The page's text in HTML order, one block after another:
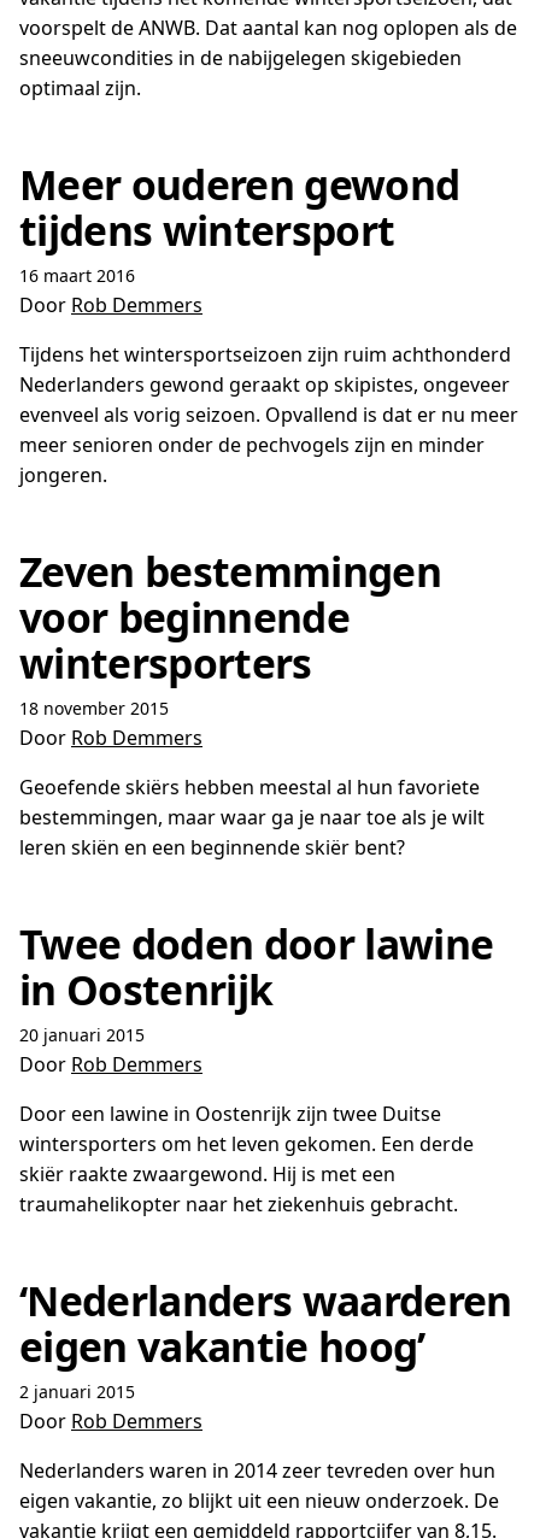
voorspelt de ANWB. Dat aantal kan nog oplopen als de
sneeuwcondities in de nabijgelegen skigebieden
optimaal zijn.
Meer ouderen gewond
tijdens wintersport
16 maart 2016
Door Rob Demmers
Tijdens het wintersportseizoen zijn ruim achthonderd
Nederlanders gewond geraakt op skipistes, ongeveer
evenveel als vorig seizoen. Opvallend is dat er nu meer
meer senioren onder de pechvogels zijn en minder
jongeren.
Zeven bestemmingen
voor beginnende
wintersporters
18 november 2015
Door Rob Demmers
Geoefende skiërs hebben meestal al hun favoriete
bestemmingen, maar waar ga je naar toe als je wilt
leren skiën en een beginnende skiër bent?
Twee doden door lawine
in Oostenrijk
20 januari 2015
Door Rob Demmers
Door een lawine in Oostenrijk zijn twee Duitse
wintersporters om het leven gekomen. Een derde
skiër raakte zwaargewond. Hij is met een
traumahelikopter naar het ziekenhuis gebracht.
‘Nederlanders waarderen
eigen vakantie hoog’
2 januari 2015
Door Rob Demmers
Nederlanders waren in 2014 zeer tevreden over hun
eigen vakantie, zo blijkt uit een nieuw onderzoek. De
vakantie krijgt een gemiddeld rapportcijfer van 8,15.